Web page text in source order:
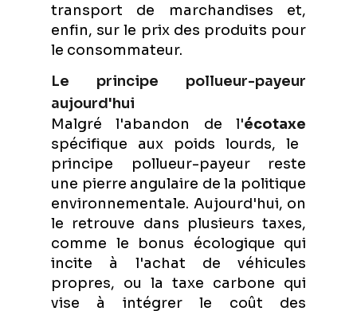
transport de marchandises et,
enfin, sur le prix des produits pour
le consommateur.
Le principe pollueur-payeur
aujourd'hui
Malgré l'abandon de l'écotaxe
spécifique aux poids lourds, le
principe pollueur-payeur reste
une pierre angulaire de la politique
environnementale. Aujourd'hui, on
le retrouve dans plusieurs taxes,
comme le bonus écologique qui
incite à l'achat de véhicules
propres, ou la taxe carbone qui
vise à intégrer le coût des